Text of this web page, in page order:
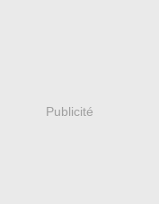
Publicité